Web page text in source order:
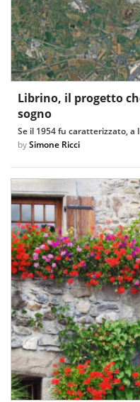
Librino, il progetto
sogno
Se il 1954 fu caratterizzato,
bySimone Ricci